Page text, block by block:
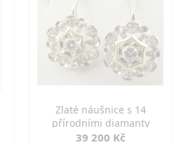
Zlaté náušnice s 14
přírodními diamanty
39 200 Kč